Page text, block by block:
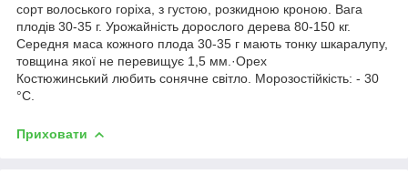
сорт волоського горіха, з густою, розкидною кроною. Вага
плодів 30-35 г. Урожайність дорослого дерева 80-150 кг.
Середня маса кожного плода 30-35 г мають тонку шкаралупу,
товщина якої не перевищує 1,5 мм.·Орех
Костюжинський любить сонячне світло. Морозостійкість: - 30
°С.
Приховати